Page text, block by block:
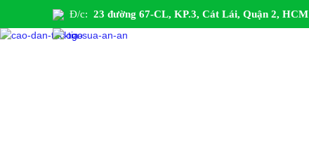
Đ/c: 23 đường 67-CL, KP.3, Cát Lái, Quận 2, HCM